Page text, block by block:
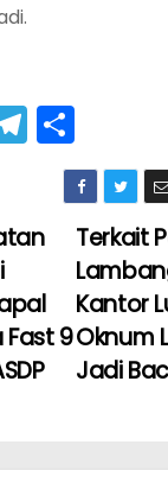
T
el
gr
m
h
ar
e
Terkait
Kantor
Oknum
Jadi
Fast 9